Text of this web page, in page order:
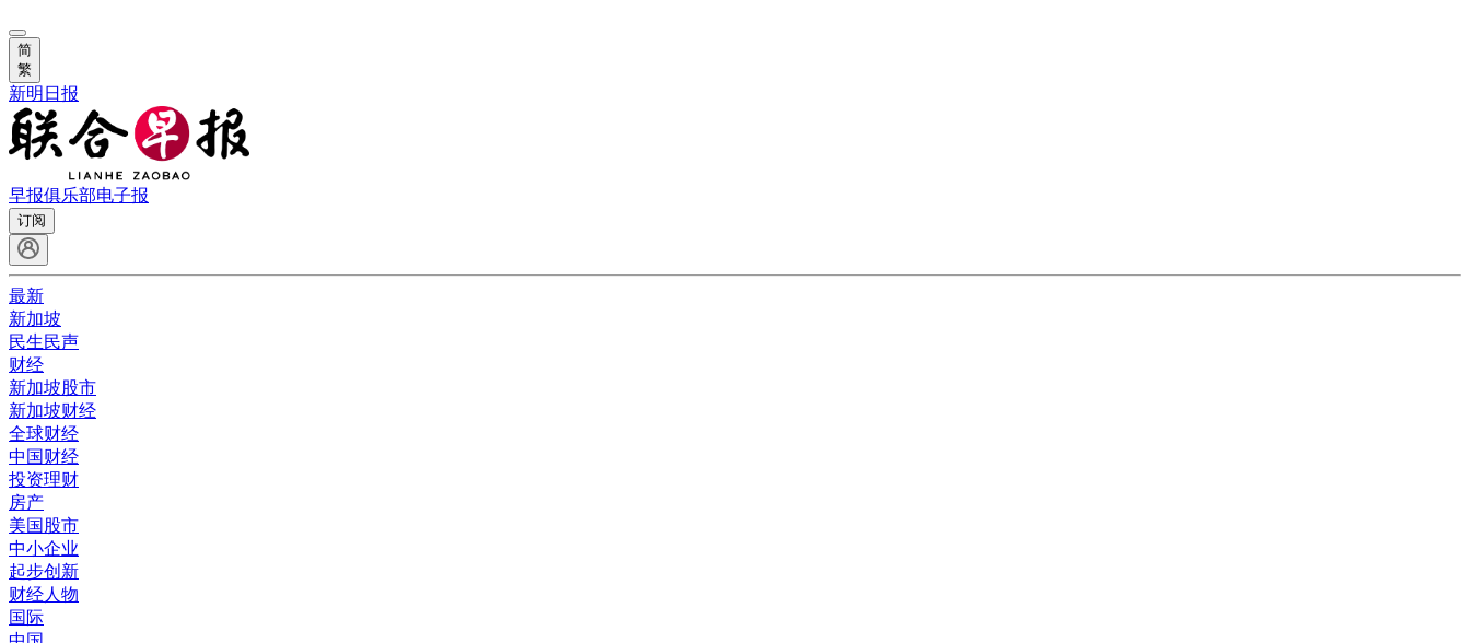
简
繁
新明日报
早报俱乐部电子报
订阅
最新
新加坡
民生民声
财经
新加坡股市
新加坡财经
全球财经
中国财经
投资理财
房产
美国股市
中小企业
起步创新
财经人物
国际